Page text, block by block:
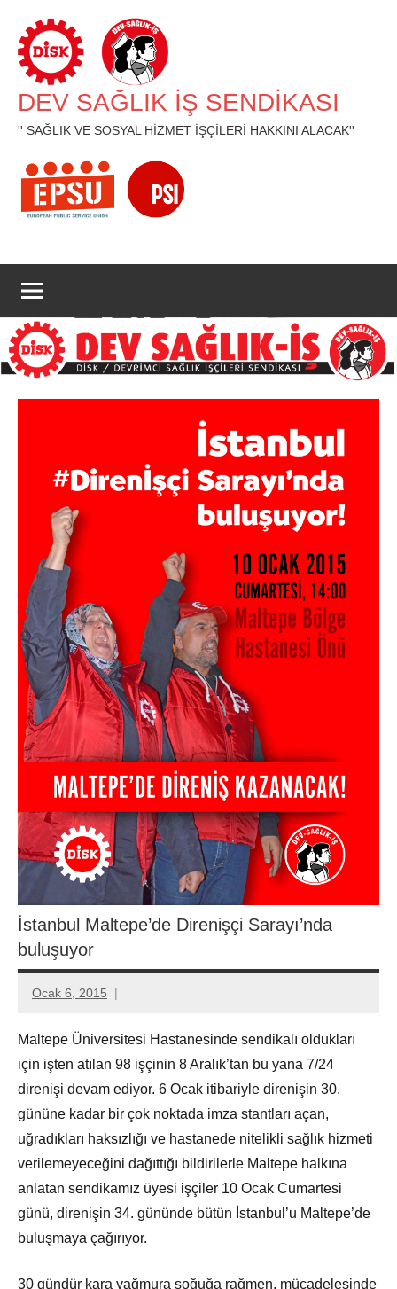
geç
DEV SAĞLIK İŞ SENDİKASI
'' SAĞLIK VE SOSYAL HİZMET İŞÇİLERİ HAKKINI ALACAK''
İstanbul Maltepe’de Direnişçi Sarayı’nda
buluşuyor
Ocak 6, 2015
Aksu
Maltepe Üniversitesi Hastanesinde sendikalı oldukları
için işten atılan 98 işçinin 8 Aralık’tan bu yana 7/24
direnişi devam ediyor. 6 Ocak itibariyle direnişin 30.
gününe kadar bir çok noktada imza stantları açan,
uğradıkları haksızlığı ve hastanede nitelikli sağlık hizmeti
verilemeyeceğini dağıttığı bildirilerle Maltepe halkına
anlatan sendikamız üyesi işçiler 10 Ocak Cumartesi
günü, direnişin 34. gününde bütün İstanbul’u Maltepe’de
buluşmaya çağırıyor.
30 gündür kara yağmura soğuğa rağmen, mücadelesinde